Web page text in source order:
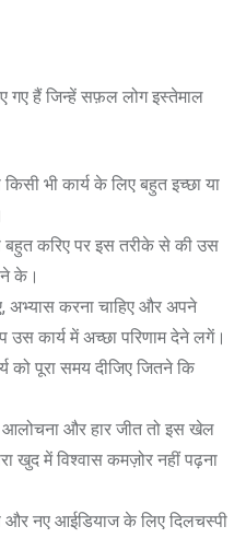
दिए गए हैं जिन्हें सफ़ल लोग इस्तेमाल
भी कार्य के लिए बहुत इच्छा या
बहुत करिए पर इस तरीके से की उस
के।
अभ्यास करना चाहिए और अपने
कार्य में अच्छा परिणाम देने लगें।
को पूरा समय दीजिए जितने कि
आलोचना और हार जीत तो इस खेल
खुद में विश्वास कमज़ोर नहीं पढ़ना
और नए आईडियाज के लिए दिलचस्पी